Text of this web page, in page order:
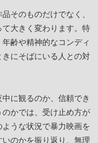
そのものだけでなく、
大きく変わります。特
齢や精神的なコンディ
にそばにいる人との対
に観るのか、信頼でき
かでは、受け止め方が
うな状況で暴力映画を
のかを振り返り、無理